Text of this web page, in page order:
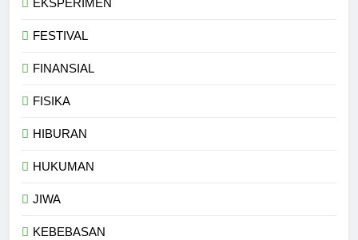
EKSPERIMEN
FESTIVAL
FINANSIAL
FISIKA
HIBURAN
HUKUMAN
JIWA
KEBEBASAN